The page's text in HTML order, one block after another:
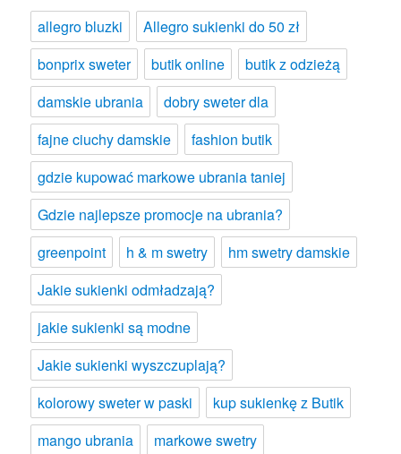
allegro bluzki
Allegro sukienki do 50 zł
bonprix sweter
butik online
butik z odzieżą
damskie ubrania
dobry sweter dla
fajne ciuchy damskie
fashion butik
gdzie kupować markowe ubrania taniej
Gdzie najlepsze promocje na ubrania?
greenpoint
h & m swetry
hm swetry damskie
Jakie sukienki odmładzają?
jakie sukienki są modne
Jakie sukienki wyszczuplają?
kolorowy sweter w paski
kup sukienkę z Butik
mango ubrania
markowe swetry